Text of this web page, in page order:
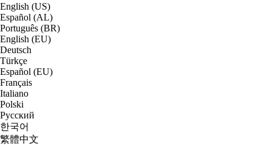
English (US)
Español (AL)
Português (BR)
English (EU)
Deutsch
Türkçe
Español (EU)
Français
Italiano
Polski
Русский
한국어
繁體中文